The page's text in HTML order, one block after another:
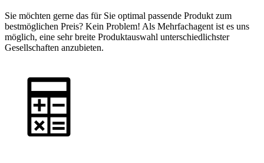
Sie möchten gerne das für Sie optimal passende Produkt zum
bestmöglichen Preis? Kein Problem! Als Mehrfachagent ist es uns
möglich, eine sehr breite Produktauswahl unterschiedlichster
Gesellschaften anzubieten.